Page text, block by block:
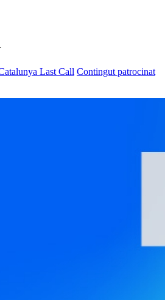
Last Call Contingut patrocinat